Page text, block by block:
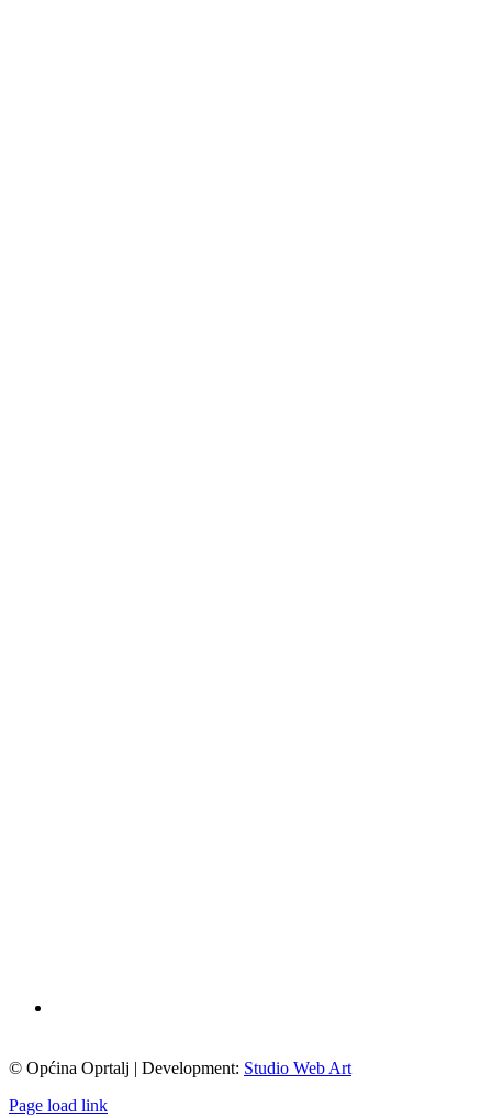
© Općina Oprtalj | Development: Studio Web Art
Page load link